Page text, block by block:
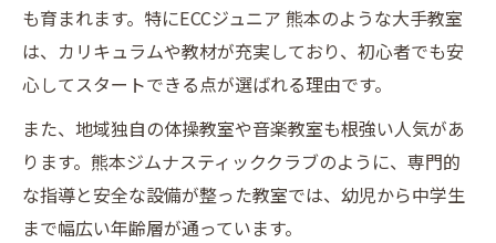
も育まれます。特にECCジュニア 熊本のような大手教室
は、カリキュラムや教材が充実しており、初心者でも安
心してスタートできる点が選ばれる理由です。
また、地域独自の体操教室や音楽教室も根強い人気があ
ります。熊本ジムナスティッククラブのように、専門的
な指導と安全な設備が整った教室では、幼児から中学生
まで幅広い年齢層が通っています。